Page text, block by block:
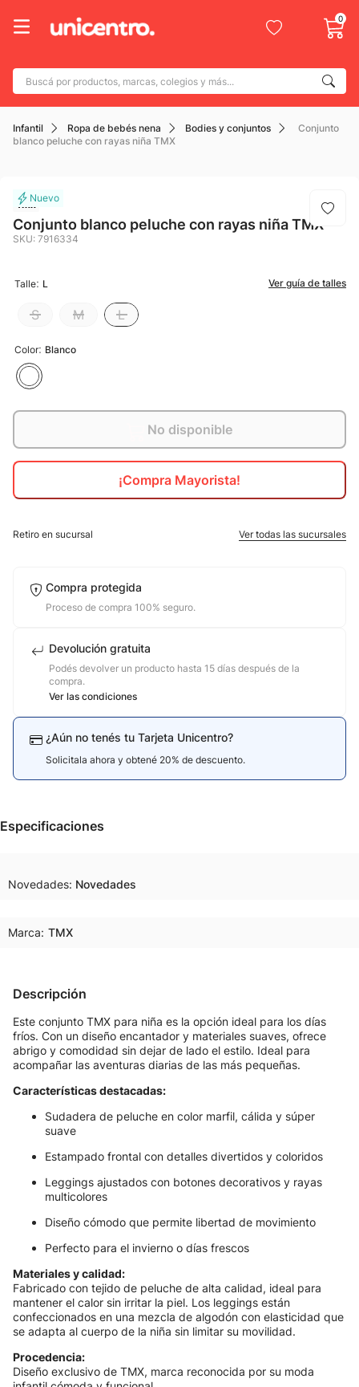
0
Buscá por productos, marcas, colegios y más...
Infantil Ropa de bebés nena Bodies y conjuntos
Conjunto
blanco peluche con rayas niña TMX
Tmx
Conjunto blanco peluche con rayas niña TMX
SKU: 7916334
Color: Blanco
Talle: L
L
M
S
Ver guía de talles
No disponible
¡Compra Mayorista!
Retiro en sucursal Ver todas las sucursales
Compra protegida
Proceso de compra 100% seguro.
Devolución gratuita
Podés devolver un producto hasta 15 días después de la
compra.
Ver las condiciones
¿Aún no tenés tu Tarjeta Unicentro?
Solicitala ahora y obtené 20% de descuento.
Especificaciones
Novedades Novedades
Marca: TMX
Descripción
Este conjunto TMX para niña es la opción ideal para los días
fríos. Con un diseño encantador y materiales suaves, ofrece
abrigo y comodidad sin dejar de lado el estilo. Ideal para
acompañar las aventuras diarias de las más pequeñas.
Características destacadas:
Sudadera de peluche en color marfil, cálida y súper
suave
Estampado frontal con detalles divertidos y coloridos
Leggings ajustados con botones decorativos y rayas
multicolores
Diseño cómodo que permite libertad de movimiento
Perfecto para el invierno o días frescos
Materiales y calidad:
Fabricado con tejido de peluche de alta calidad, ideal para
mantener el calor sin irritar la piel. Los leggings están
confeccionados en una mezcla de algodón con elasticidad que
se adapta al cuerpo de la niña sin limitar su movilidad.
Procedencia:
Diseño exclusivo de TMX, marca reconocida por su moda
Términos más buscados
1. adidas
. mochila
5 . botin
todo terreno
9
10